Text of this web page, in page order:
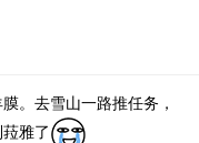
。去雪山一路推任务，
雅了